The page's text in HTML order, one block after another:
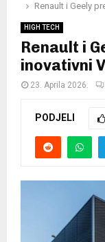
Renault i Geely
HIGH TECH
Renault i
inovativni
23. Aprila 2026.
PODJELI